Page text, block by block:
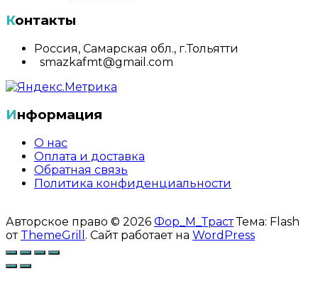
Контакты
Россия, Самарская обл., г.Тольятти
smazkafmt@gmail.com
Информация
О нас
Оплата и доставка
Обратная связь
Политика конфиденциальности
Авторское право © 2026 Фор_М_ТрастТема: Flash
от ThemeGrill . Сайт работает на WordPress